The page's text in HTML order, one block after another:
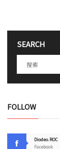
SEARCH
FOLLOW
Diodeo.ROC
Facebook